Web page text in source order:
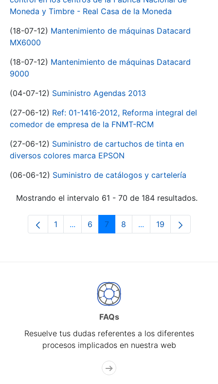
Moneda y Timbre - Real Casa de la Moneda
(18-07-12) Mantenimiento de máquinas Datacard
MX6000
(18-07-12) Mantenimiento de máquinas Datacard
9000
(04-07-12) Suministro Agendas 2013
(27-06-12) Ref: 01-1416-2012, Reforma integral del
comedor de empresa de la FNMT-RCM
(27-06-12) Suministro de cartuchos de tinta en
diversos colores marca EPSON
(06-06-12) Suministro de catálogos y cartelería
Mostrando el intervalo 61 - 70 de 184 resultados.
Página
1 ...Páginas intermedias Use TAB para
Página
6 Página
7 Página
8 ...Páginas intermedias
Página
19
FAQs
Resuelve tus dudas referentes a los diferentes
procesos implicados en nuestra web